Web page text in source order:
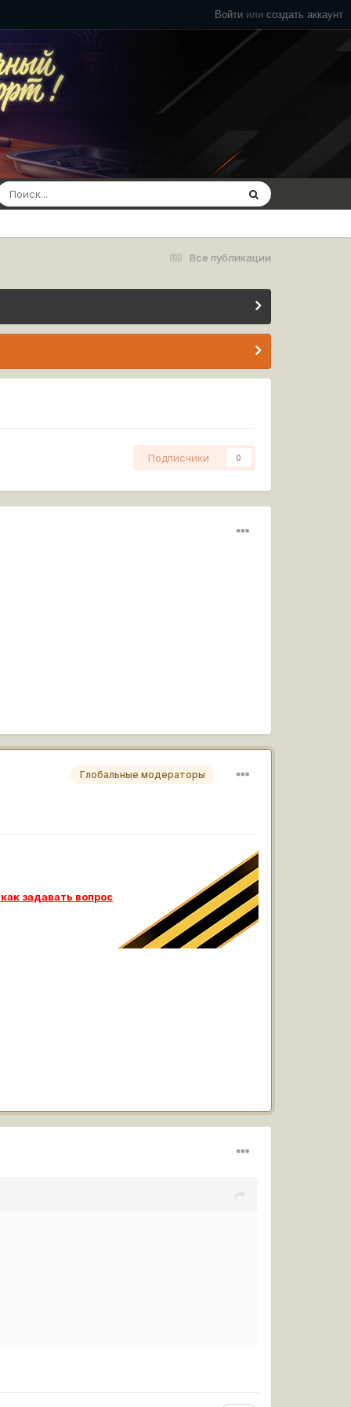
Войти или создать аккаунт
Все публикации
Подписчики 0
Глобальные модераторы
задавать вопрос